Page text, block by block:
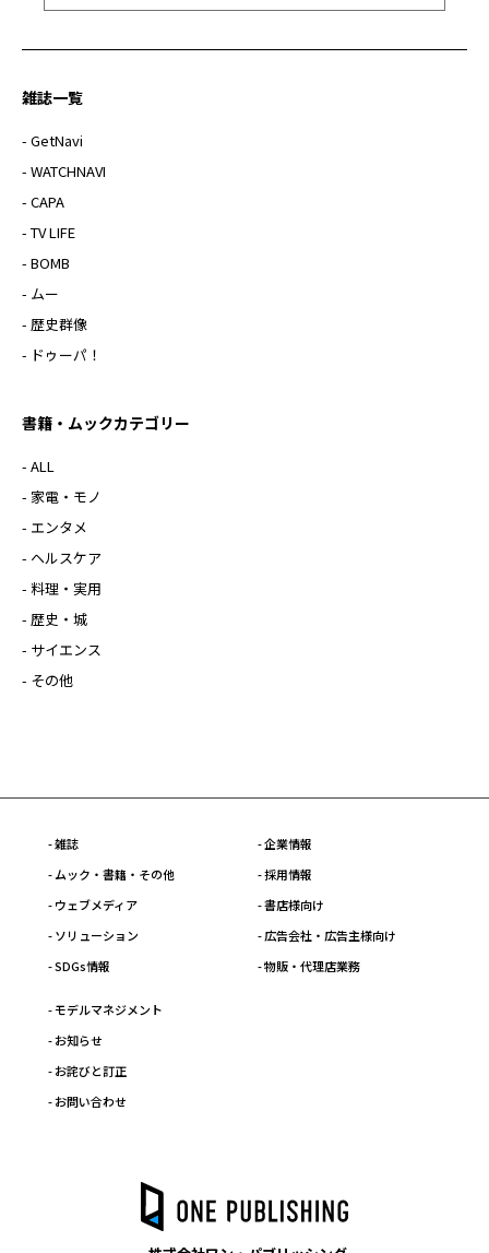
雑誌一覧
- GetNavi
- WATCHNAVI
- CAPA
- TV LIFE
- BOMB
- ムー
- 歴史群像
- ドゥーパ！
書籍・ムックカテゴリー
- ALL
- 家電・モノ
- エンタメ
- ヘルスケア
- 料理・実用
- 歴史・城
- サイエンス
- その他
- 雑誌
- ムック・書籍・その他
- ウェブメディア
- ソリューション
- SDGs情報
- 企業情報
- 採用情報
- 書店様向け
- 広告会社・広告主様向け
- 物販・代理店業務
- モデルマネジメント
- お知らせ
- お詫びと訂正
- お問い合わせ